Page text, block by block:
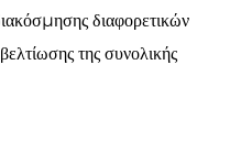
διαφορετικών
της συνολικής